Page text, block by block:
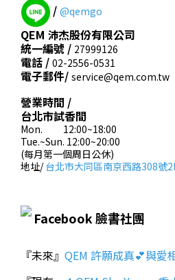
/ @qemgo
QEM 沛杰股份有限公司
統一編號 / 27999126
電話 / 02-2556-0531
電子郵件/ service@qem.com.tw
營業時間 /
台北市試香間
Mon. 12:00~18:00
Tue.~Sun. 12:00~20:00
(每月第一個周日公休)
地址/台北市大同區南京西路308號
Facebook 臉書社團
『未來』 QEM 許願成真💕與愛